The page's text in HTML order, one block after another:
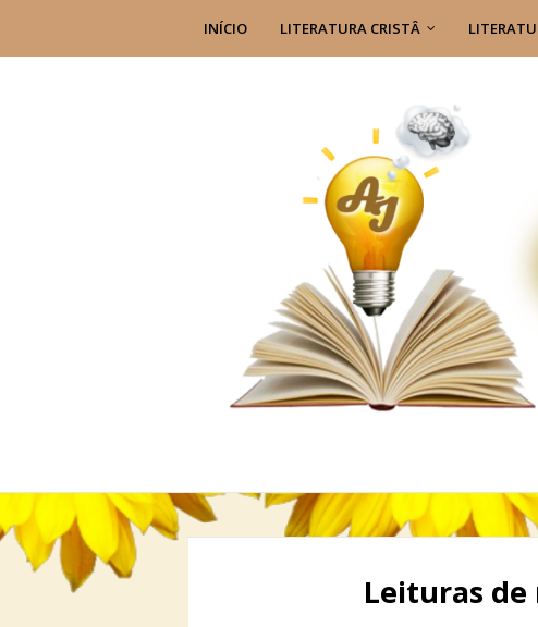
INÍCIO LITERATURA CRISTÂ
Leituras